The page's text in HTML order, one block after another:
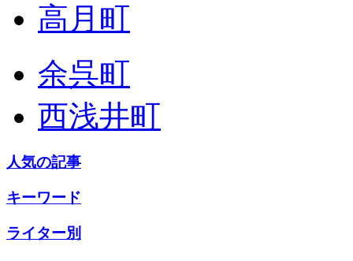
高月町
余呉町
西浅井町
人気の記事
キーワード
ライター別